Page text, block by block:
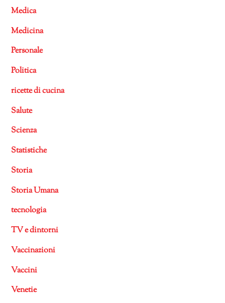
Medica
Medicina
Personale
Politica
ricette di cucina
Salute
Scienza
Statistiche
Storia
Storia Umana
tecnologia
TV e dintorni
Vaccinazioni
Vaccini
Venetie